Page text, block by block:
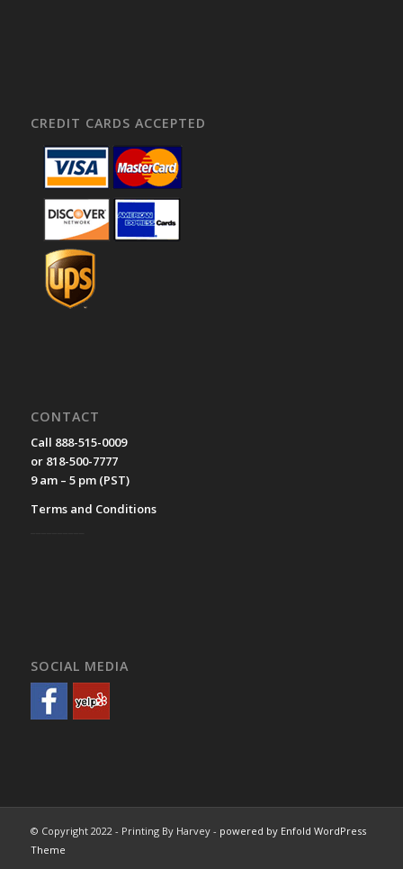
CREDIT CARDS ACCEPTED
CONTACT
Call 888-515-0009
or 818-500-7777
9 am – 5 pm (PST)
Terms and Conditions
SOCIAL MEDIA
© Copyright 2022 - Printing By Harvey - powered by Enfold WordPress
Theme